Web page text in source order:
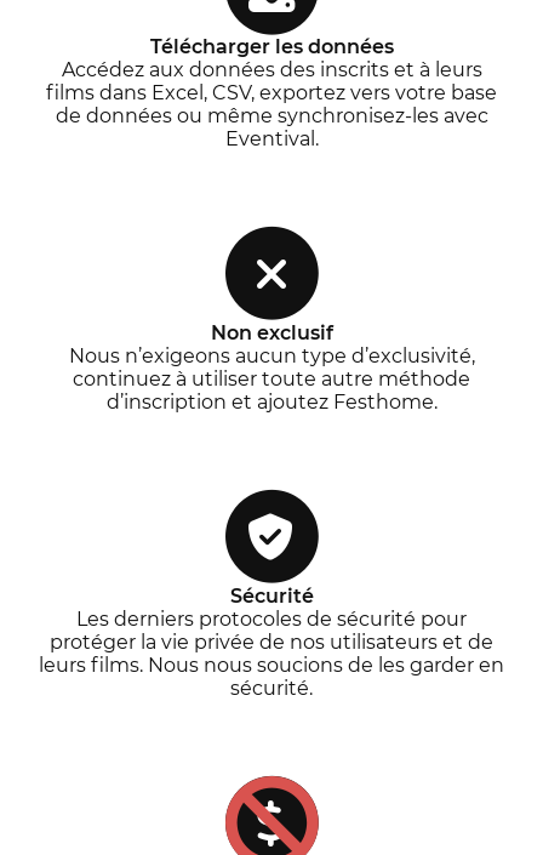
Télécharger les données
Accédez aux données des inscrits et à leurs
films dans Excel, CSV, exportez vers votre base
de données ou même synchronisez-les avec
Eventival.
Non exclusif
Nous n’exigeons aucun type d’exclusivité,
continuez à utiliser toute autre méthode
d’inscription et ajoutez Festhome.
Sécurité
Les derniers protocoles de sécurité pour
protéger la vie privée de nos utilisateurs et de
leurs films. Nous nous soucions de les garder en
sécurité.